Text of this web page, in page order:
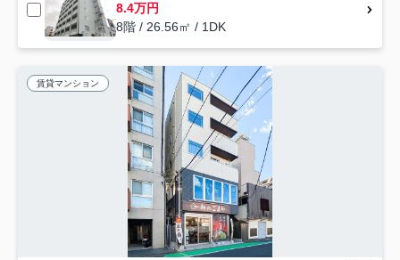
8.4万円
8階 / 26.56㎡ / 1DK
賃貸マンション